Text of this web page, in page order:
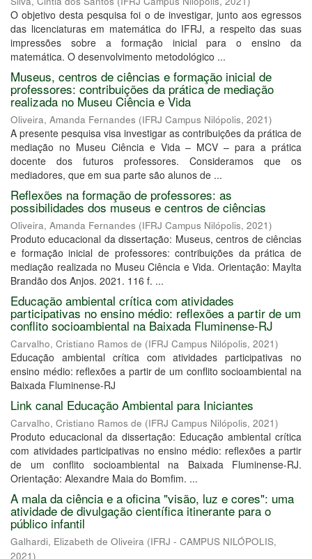
O objetivo desta pesquisa foi o de investigar, junto aos egressos
das licenciaturas em matemática do IFRJ, a respeito das suas
impressões sobre a formação inicial para o ensino da
matemática. O desenvolvimento metodológico ...
Museus, centros de ciências e formação inicial de
professores: contribuições da prática de mediação
realizada no Museu Ciência e Vida
Oliveira, Amanda Fernandes (IFRJ Campus Nilópolis, 2021)
A presente pesquisa visa investigar as contribuições da prática de
mediação no Museu Ciência e Vida – MCV – para a prática
docente dos futuros professores. Consideramos que os
mediadores, que em sua parte são alunos de ...
Reflexões na formação de professores: as
possibilidades dos museus e centros de ciências
Oliveira, Amanda Fernandes (IFRJ Campus Nilópolis, 2021)
Produto educacional da dissertação: Museus, centros de ciências
e formação inicial de professores: contribuições da prática de
mediação realizada no Museu Ciência e Vida. Orientação: Maylta
Brandão dos Anjos. 2021. 116 f. ...
Educação ambiental crítica com atividades
participativas no ensino médio: reflexões a partir de um
conflito socioambiental na Baixada Fluminense-RJ
Carvalho, Cristiano Ramos de (IFRJ Campus Nilópolis, 2021)
Educação ambiental crítica com atividades participativas no
ensino médio: reflexões a partir de um conflito socioambiental na
Baixada Fluminense-RJ
Link canal Educação Ambiental para Iniciantes
Carvalho, Cristiano Ramos de (IFRJ Campus Nilópolis, 2021)
Produto educacional da dissertação: Educação ambiental crítica
com atividades participativas no ensino médio: reflexões a partir
de um conflito socioambiental na Baixada Fluminense-RJ.
Orientação: Alexandre Maia do Bomfim. ...
A mala da ciência e a oficina "visão, luz e cores": uma
atividade de divulgação científica itinerante para o
público infantil
Galhardi, Elizabeth de Oliveira (IFRJ - CAMPUS NILÓPOLIS,
2021)